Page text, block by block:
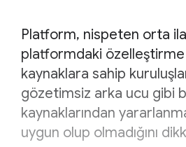
Platform, nispeten orta
platformdaki
kaynaklara sahip
gözetimsiz arka ucu gibi
kaynaklarından
uygun olup olmadığını